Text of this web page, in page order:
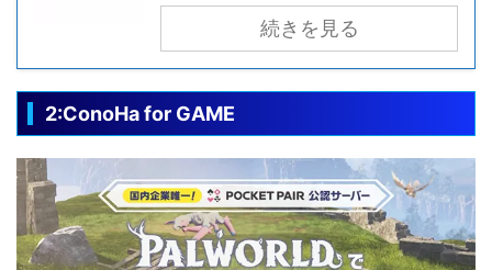
続きを見る
2:ConoHa for GAME